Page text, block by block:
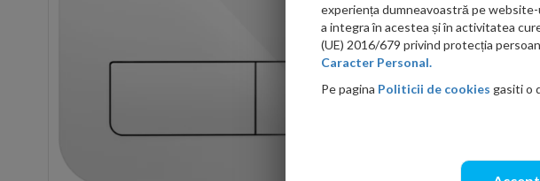
experiența dumneavoastră pe
a integra în acestea și în activitatea
(UE) 2016/679 privind protecția
Caracter Personal.
Pe pagina Politicii de cookies gasiti o